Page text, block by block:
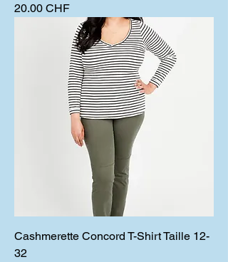
Prix
20.00 CHF
Cashmerette Concord T-Shirt Taille 12-
32